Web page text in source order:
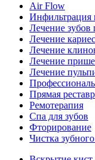
Air Flow
Инфильтрация
Лечение зубов
Лечение
Лечение
Лечение
Лечение
Прямая
Ремотерапия
Спа для зубов
Фторирование
Чистка